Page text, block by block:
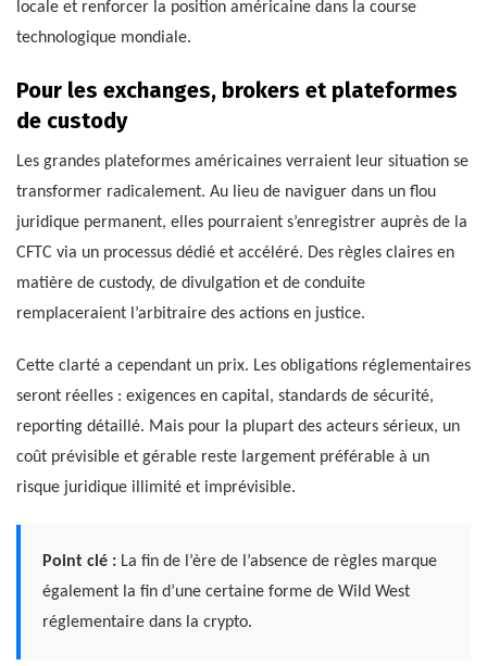
locale et renforcer la position américaine dans la course
technologique mondiale.
Pour les exchanges, brokers et plateformes
de custody
Les grandes plateformes américaines verraient leur situation se
transformer radicalement. Au lieu de naviguer dans un flou
juridique permanent, elles pourraient s’enregistrer auprès de la
CFTC via un processus dédié et accéléré. Des règles claires en
matière de custody, de divulgation et de conduite
remplaceraient l’arbitraire des actions en justice.
Cette clarté a cependant un prix. Les obligations réglementaires
seront réelles : exigences en capital, standards de sécurité,
reporting détaillé. Mais pour la plupart des acteurs sérieux, un
coût prévisible et gérable reste largement préférable à un
risque juridique illimité et imprévisible.
Point clé : La fin de l’ère de l’absence de règles marque
également la fin d’une certaine forme de Wild West
réglementaire dans la crypto.